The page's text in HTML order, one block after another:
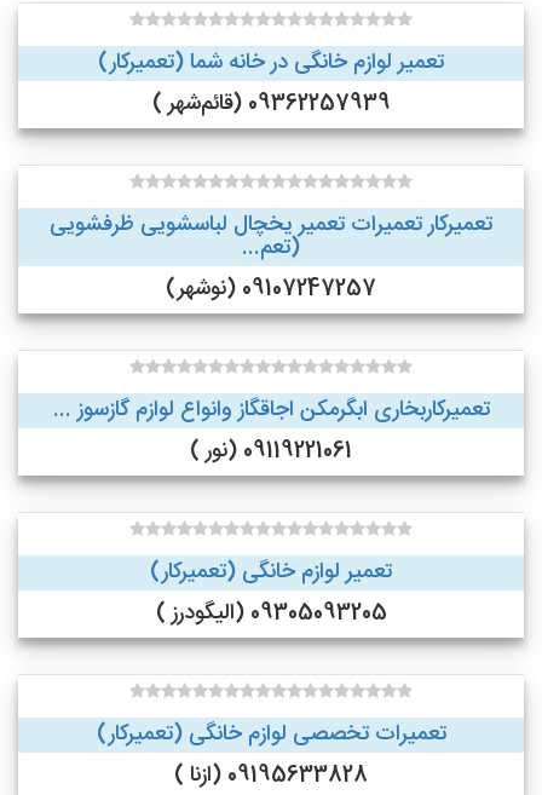
تعمیر لوازم خانگی در خانه شما (تعمیرکار)
09362257939 (قائم‌شهر )
تعمیرکار تعمیرات تعمیر یخچال لباسشویی ظرفشویی
(تعم...
09107247257 (نوشهر)
تعمیرکاربخاری ابگرمکن اجاقگاز وانواع لوازم گازسوز ...
09119221061 (نور )
تعمیر لوازم خانگی (تعمیرکار)
09305093205 (الیگودرز )
تعمیرات تخصصی لوازم خانگی (تعمیرکار)
09195633828 (ازنا )